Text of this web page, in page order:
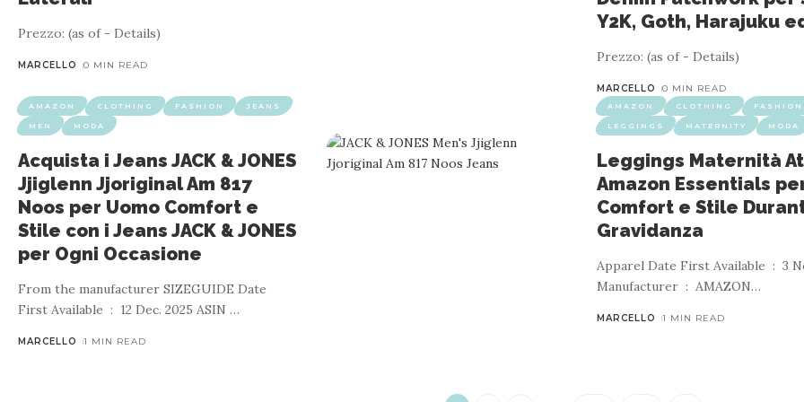
FELPE CON CAPPUCCIO MODA
Fruit of the Loom Hooded Sweat Felpa con
1 MIN READ
Felpa con cappuccio Fuori produzione ‏ : ‎ No Dimensioni del collo ‏ : ‎ 34 x 28 x 7 cm; 399,16 grammi Disponibile su Amazon.it a partire dal ‏ : ‎ 25 febbraio 2013 Produttore ‏ : ‎ Fruit of the Loom ASIN ‏ :
‎ B004X2BOWE Numero modello…
Prezzo: (as of - Details)
MARCELLO 0 MIN READ
Y2K, Goth, Harajuku
Prezzo: (as of - Details)
MARCELLO 0 MIN READ
AMAZON CLOTHING FASHION JEANS
MEN MODA
Acquista i Jeans JACK & JONES
Jjiglenn Jjoriginal Am 817
Noos per Uomo Comfort e
Stile con i Jeans JACK & JONES
per Ogni Occasione
From the manufacturer SIZEGUIDE Date
…
MARCELLO 1 MIN READ
AMAZON CLOTHING FASHION
LEGGINGS MATERNITY MODA
Leggings Maternità
Amazon Essentials
Comfort e Stile
Gravidanza
Apparel Date First Available ‏ : ‎ 3 Nov. 2021
Manufacturer ‏ : ‎ AMAZON…
MARCELLO 1 MIN READ